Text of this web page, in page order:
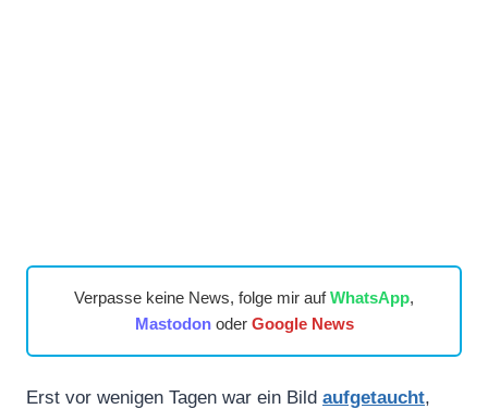
Verpasse keine News, folge mir aufWhatsApp,
Mastodonoder Google News
Erst vor wenigen Tagen war ein Bild aufgetaucht,